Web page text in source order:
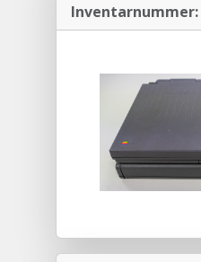
Inventarnummer: